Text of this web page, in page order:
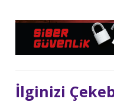
İlginizi